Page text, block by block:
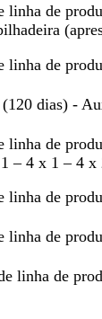
linha de
linha de
(120 dias) -
linha de
– 4 x 1 – 4
linha de
linha de
linha de